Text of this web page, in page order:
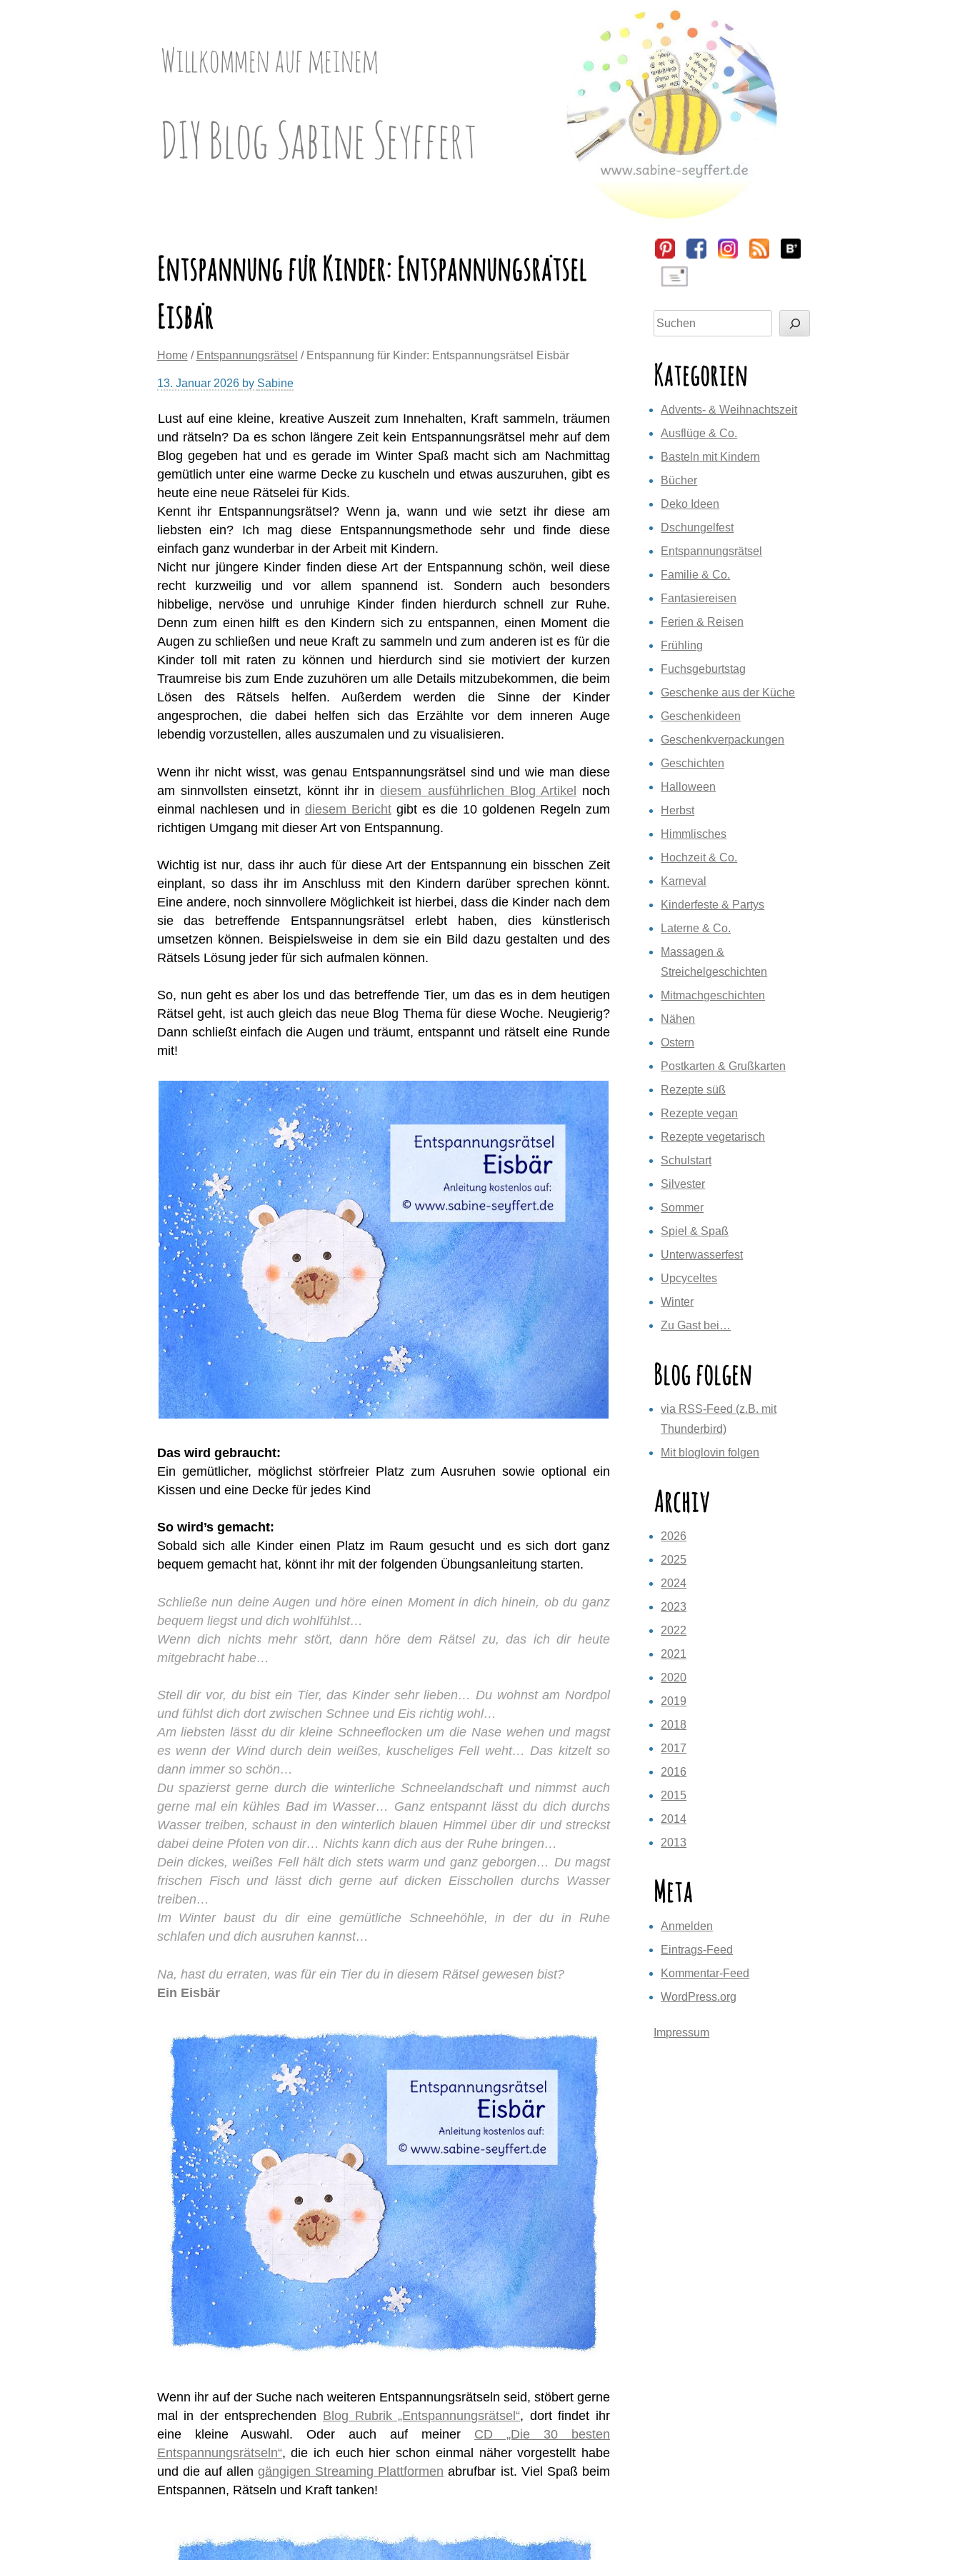
Willkommen auf meinem
DIY Blog Sabine Seyffert
Entspannung für Kinder: Entspannungsrätsel
Eisbär
Home / Entspannungsrätsel / Entspannung für Kinder: Entspannungsrätsel Eisbär
13. Januar 2026by Sabine
Lust auf eine kleine, kreative Auszeit zum Innehalten, Kraft sammeln, träumen
und rätseln? Da es schon längere Zeit kein Entspannungsrätsel mehr auf dem
Blog gegeben hat und es gerade im Winter Spaß macht sich am Nachmittag
gemütlich unter eine warme Decke zu kuscheln und etwas auszuruhen, gibt es
heute eine neue Rätselei für Kids.
Kennt ihr Entspannungsrätsel? Wenn ja, wann und wie setzt ihr diese am
liebsten ein? Ich mag diese Entspannungsmethode sehr und finde diese
einfach ganz wunderbar in der Arbeit mit Kindern.
Nicht nur jüngere Kinder finden diese Art der Entspannung schön, weil diese
recht kurzweilig und vor allem spannend ist. Sondern auch besonders
hibbelige, nervöse und unruhige Kinder finden hierdurch schnell zur Ruhe.
Denn zum einen hilft es den Kindern sich zu entspannen, einen Moment die
Augen zu schließen und neue Kraft zu sammeln und zum anderen ist es für die
Kinder toll mit raten zu können und hierdurch sind sie motiviert der kurzen
Traumreise bis zum Ende zuzuhören um alle Details mitzubekommen, die beim
Lösen des Rätsels helfen. Außerdem werden die Sinne der Kinder
angesprochen, die dabei helfen sich das Erzählte vor dem inneren Auge
lebendig vorzustellen, alles auszumalen und zu visualisieren.
Wenn ihr nicht wisst, was genau Entspannungsrätsel sind und wie man diese
am sinnvollsten einsetzt, könnt ihr indiesem ausführlichen Blog Artikel noch
einmal nachlesen und in diesem Berichtgibt es die 10 goldenen Regeln zum
richtigen Umgang mit dieser Art von Entspannung.
Wichtig ist nur, dass ihr auch für diese Art der Entspannung ein bisschen Zeit
einplant, so dass ihr im Anschluss mit den Kindern darüber sprechen könnt.
Eine andere, noch sinnvollere Möglichkeit ist hierbei, dass die Kinder nach dem
sie das betreffende Entspannungsrätsel erlebt haben, dies künstlerisch
umsetzen können. Beispielsweise in dem sie ein Bild dazu gestalten und des
Rätsels Lösung jeder für sich aufmalen können.
So, nun geht es aber los und das betreffende Tier, um das es in dem heutigen
Rätsel geht, ist auch gleich das neue Blog Thema für diese Woche. Neugierig?
Dann schließt einfach die Augen und träumt, entspannt und rätselt eine Runde
mit!
Das wird gebraucht:
Ein gemütlicher, möglichst störfreier Platz zum Ausruhen sowie optional ein
Kissen und eine Decke für jedes Kind
So wird’s gemacht:
Sobald sich alle Kinder einen Platz im Raum gesucht und es sich dort ganz
bequem gemacht hat, könnt ihr mit der folgenden Übungsanleitung starten.
Schließe nun deine Augen und höre einen Moment in dich hinein, ob du ganz
bequem liegst und dich wohlfühlst…
Wenn dich nichts mehr stört, dann höre dem Rätsel zu, das ich dir heute
mitgebracht habe…
Stell dir vor, du bist ein Tier, das Kinder sehr lieben… Du wohnst am Nordpol
und fühlst dich dort zwischen Schnee und Eis richtig wohl…
Am liebsten lässt du dir kleine Schneeflocken um die Nase wehen und magst
es wenn der Wind durch dein weißes, kuscheliges Fell weht… Das kitzelt so
dann immer so schön…
Du spazierst gerne durch die winterliche Schneelandschaft und nimmst auch
gerne mal ein kühles Bad im Wasser… Ganz entspannt lässt du dich durchs
Wasser treiben, schaust in den winterlich blauen Himmel über dir und streckst
dabei deine Pfoten von dir… Nichts kann dich aus der Ruhe bringen…
Dein dickes, weißes Fell hält dich stets warm und ganz geborgen… Du magst
frischen Fisch und lässt dich gerne auf dicken Eisschollen durchs Wasser
treiben…
Im Winter baust du dir eine gemütliche Schneehöhle, in der du in Ruhe
schlafen und dich ausruhen kannst…
Na, hast du erraten, was für ein Tier du in diesem Rätsel gewesen bist?
Ein Eisbär
Wenn ihr auf der Suche nach weiteren Entspannungsrätseln seid, stöbert gerne
mal in der entsprechenden Blog Rubrik „Entspannungsrätsel“, dort findet ihr
eine kleine Auswahl. Oder auch auf meiner CD „Die 30 besten
Entspannungsrätseln“, die ich euch hier schon einmal näher vorgestellt habe
und die auf allengängigen Streaming Plattformen abrufbar ist. Viel Spaß beim
Entspannen, Rätseln und Kraft tanken!
Sidebar
Suchen
Kategorien
Advents- & Weihnachtszeit
Ausflüge & Co.
Basteln mit Kindern
Bücher
Deko Ideen
Dschungelfest
Entspannungsrätsel
Familie & Co.
Fantasiereisen
Ferien & Reisen
Frühling
Fuchsgeburtstag
Geschenke aus der Küche
Geschenkideen
Geschenkverpackungen
Geschichten
Halloween
Herbst
Himmlisches
Hochzeit & Co.
Karneval
Kinderfeste & Partys
Laterne & Co.
Massagen &
Streichelgeschichten
Mitmachgeschichten
Nähen
Ostern
Postkarten & Grußkarten
Rezepte süß
Rezepte vegan
Rezepte vegetarisch
Schulstart
Silvester
Sommer
Spiel & Spaß
Unterwasserfest
Upcyceltes
Winter
Zu Gast bei…
Blog folgen
via RSS-Feed (z.B. mit
Thunderbird)
Mit bloglovin folgen
Archiv
2026
2025
2024
2023
2022
2021
2020
2019
2018
2017
2016
2015
2014
2013
Meta
Anmelden
Eintrags-Feed
Kommentar-Feed
WordPress.org
Impressum